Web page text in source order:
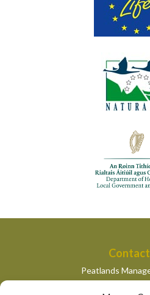
Peatlands
Department of Housing, Local